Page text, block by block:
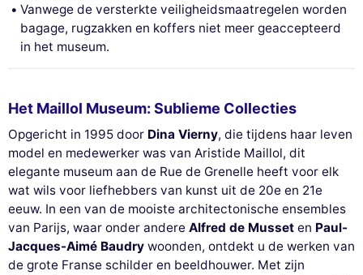
Vanwege de versterkte veiligheidsmaatregelen worden
bagage, rugzakken en koffers niet meer geaccepteerd
in het museum.
Het Maillol Museum: Sublieme Collecties
Opgericht in 1995 door Dina Vierny, die tijdens haar leven
model en medewerker was van Aristide Maillol, dit
elegante museum aan de Rue de Grenelle heeft voor elk
wat wils voor liefhebbers van kunst uit de 20e en 21e
eeuw. In een van de mooiste architectonische ensembles
van Parijs, waar onder andere Alfred de Musset en Paul-
Jacques-Aimé Baudry woonden, ontdekt u de werken van
de grote Franse schilder en beeldhouwer. Met zijn